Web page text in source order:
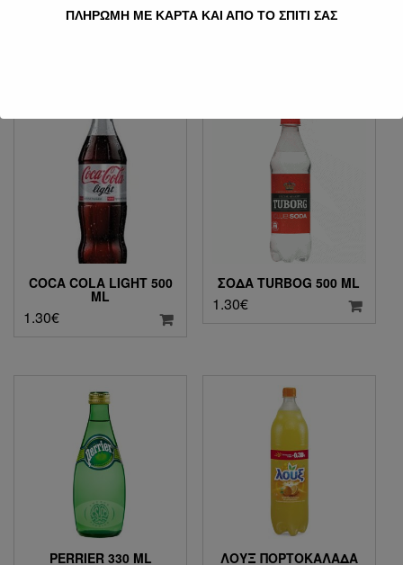
Κατηγορία:Αναψυκτικά
COCA COLA LIGHT 500
ML
1.30€
ΣΌΔΑ TURBOG 500 ML
1.30€
PERRIER 330 ML ΛΟΥΞ ΠΟΡΤΟΚΑΛΆΔΑ
ΠΛΗΡΩΜΗ ΜΕ ΚΑΡΤΑ ΚΑΙ ΑΠΟ ΤΟ ΣΠΙΤΙ ΣΑΣ